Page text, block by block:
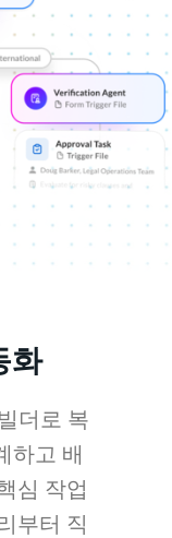
화
더로 복
하고 배
심 작업
부터 직